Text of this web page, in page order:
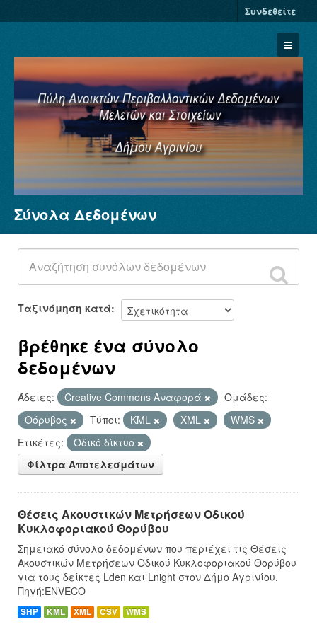
Συνδεθείτε
Σύνολα Δεδομένων
Φορείς
Ομάδες
Σχετικά
Σύνολα Δεδομένων
Ταξινόμηση κατά
βρέθηκε ένα σύνολο
δεδομένων
Άδειες: Creative Commons Αναφορά
Ομάδες:
Θόρυβος
Τύποι: KML XML
WMS
Ετικέτες:
Οδικό δίκτυο
Φίλτρα Αποτελεσμάτων
Θέσεις Ακουστικών Μετρήσεων Οδικού
Κυκλοφοριακού Θορύβου
Σημειακό σύνολο δεδομένων που περιέχει τις Θέσεις
Ακουστικών Μετρήσεων Οδικού Κυκλοφοριακού Θορύβου
για τους δείκτες Lden και Lnight στον Δήμο Αγρινίου.
Πηγή:ENVECO
SHP KML XML CSV WMS